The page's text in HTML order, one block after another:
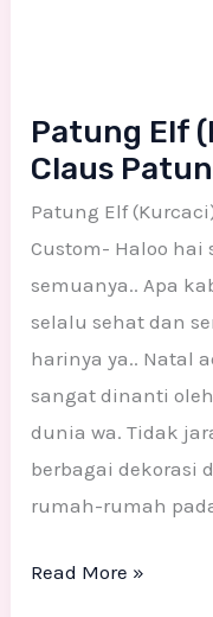
Patung Elf
Claus
Patung Elf
Custom- Haloo
semuanya.. Apa
selalu sehat dan
harinya ya.. Natal
sangat dinanti
dunia wa. Tidak
berbagai dekorasi
rumah-rumah
Read More »